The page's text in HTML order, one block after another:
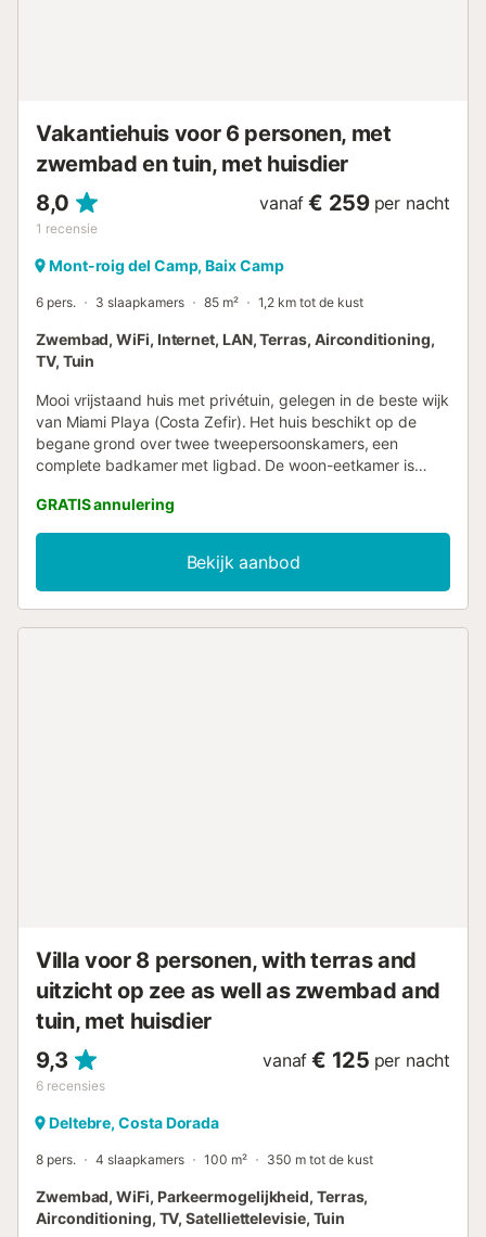
Vakantiehuis voor 6 personen, met
zwembad en tuin, met huisdier
8,0
1 recensie
vanaf € 259 per nacht
Mont-roig del Camp, Baix Camp
6 pers. 3 slaapkamers 85 m² 1,2 km tot de kust
Zwembad, WiFi, Internet, LAN, Terras, Airconditioning,
TV, Tuin
Mooi vrijstaand huis met privétuin, gelegen in de beste wijk
van Miami Playa (Costa Zefir). Het huis beschikt op de
begane grond over twee tweepersoonskamers, een
complete badkamer met ligbad. De woon-eetkamer is
volledig uitgeruste open keuken. De eerste verdieping
heeft een slaapkamer in een torentje met toegang tot een
terras, en een badkamer met douche. Een grote
privépatiodekking met terras en barbecue. Rustige
gemeenschappelijke ruimte met zwembad. Boek uw
GRATIS annulering
Bekijk aanbod
Villa voor 8 personen, with terras and
uitzicht op zee as well as zwembad and
tuin, met huisdier
9,3
6 recensies
vanaf € 125 per nacht
Deltebre, Costa Dorada
8 pers. 4 slaapkamers 100 m² 350 m tot de kust
Zwembad, WiFi, Parkeermogelijkheid, Terras,
Airconditioning, TV, Satelliettelevisie, Tuin